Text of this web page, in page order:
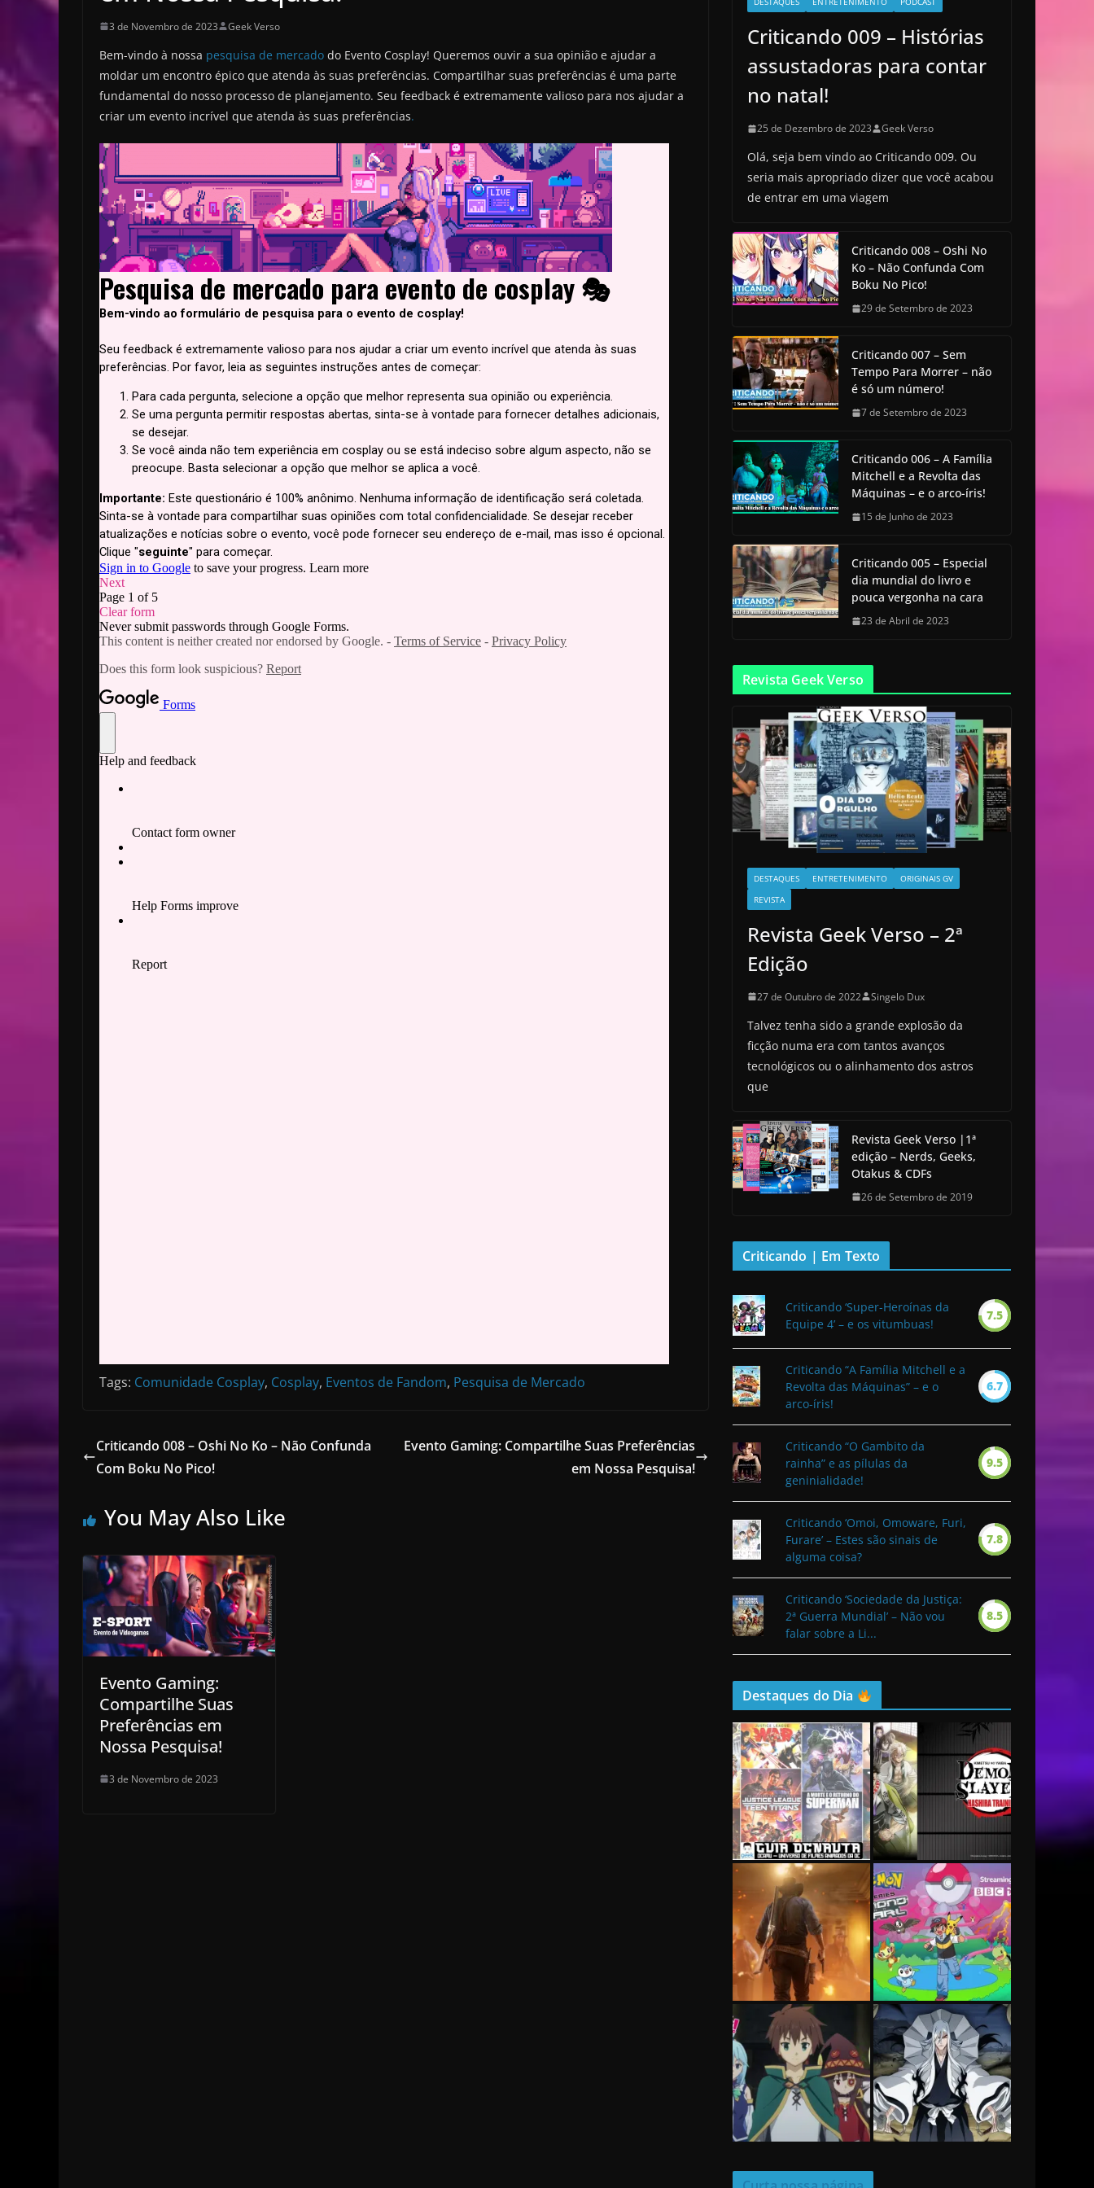
3 de Novembro de 2023 Geek Verso
Bem-vindo à nossa pesquisa de mercado do Evento Cosplay! Queremos ouvir a sua opinião e ajudar a
moldar um encontro épico que atenda às suas preferências. Compartilhar suas preferências é uma parte
fundamental do nosso processo de planejamento. Seu feedback é extremamente valioso para nos ajudar a
criar um evento incrível que atenda às suas preferências.
Tags: Comunidade Cosplay, Cosplay, Eventos de Fandom, Pesquisa de Mercado
Criticando 008 – Oshi No Ko – Não Confunda
Com Boku No Pico!
Evento Gaming: Compartilhe Suas Preferências
em Nossa Pesquisa!
You May Also Like
Evento Gaming:
Compartilhe Suas
Preferências em
Nossa Pesquisa!
3 de Novembro de 2023
Criticando 009 – Histórias
assustadoras para contar
no natal!
25 de Dezembro de 2023 Geek Verso
Olá, seja bem vindo ao Criticando 009. Ou
seria mais apropriado dizer que você acabou
de entrar em uma viagem
Criticando 008 – Oshi No
Ko – Não Confunda Com
Boku No Pico!
29 de Setembro de 2023
Criticando 007 – Sem
Tempo Para Morrer – não
é só um número!
7 de Setembro de 2023
Criticando 006 – A Família
Mitchell e a Revolta das
Máquinas – e o arco-íris!
15 de Junho de 2023
Criticando 005 – Especial
dia mundial do livro e
pouca vergonha na cara
23 de Abril de 2023
Revista Geek Verso
DESTAQUES ENTRETENIMENTO
ORIGINAIS GV
REVISTA
Revista Geek Verso – 2ª
Edição
27 de Outubro de 2022 Singelo Dux
Talvez tenha sido a grande explosão da
ficção numa era com tantos avanços
tecnológicos ou o alinhamento dos astros
que
Revista Geek Verso |1ª
edição – Nerds, Geeks,
Otakus & CDFs
26 de Setembro de 2019
Criticando | Em Texto
Criticando ‘Super-Heroínas da
Equipe 4’ – e os vitumbuas!
7.5
Criticando “A Família Mitchell e a
Revolta das Máquinas” – e o
arco-íris!
6.7
Criticando “O Gambito da
rainha” e as pílulas da
geninialidade!
9.5
Criticando ‘Omoi, Omoware, Furi,
Furare’ – Estes são sinais de
alguma coisa?
7.8
Criticando ‘Sociedade da Justiça:
2ª Guerra Mundial’ – Não vou
falar sobre a Li...
8.5
Destaques do Dia